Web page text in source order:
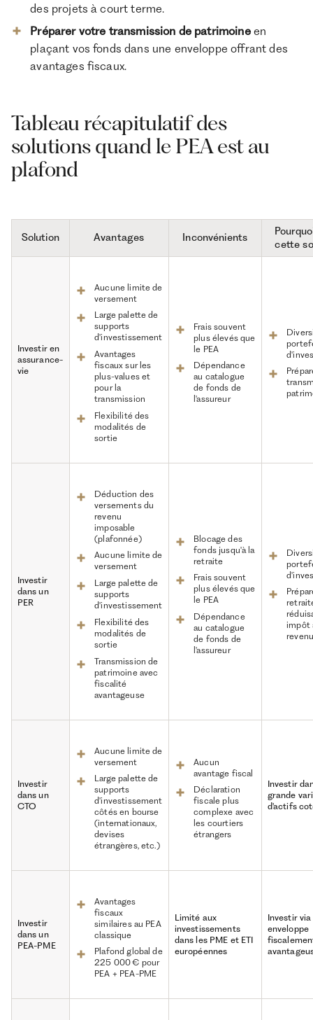
des projets à court terme.
Préparer votre transmission de patrimoine en
plaçant vos fonds dans une enveloppe offrant des
avantages fiscaux.
Tableau récapitulatif des
solutions quand le PEA est au
plafond
Solution Avantages Inconvénients
cette
Investir en
assurance-
vie
Aucune limite de
versement
Large palette de
supports
d'investissement
Avantages
fiscaux sur les
plus-values et
pour la
transmission
Flexibilité des
modalités de
sortie
Frais souvent
plus élevés que
le PEA
Dépendance
au catalogue
de fonds de
l'assureur
Investir
dans un
PER
Déduction des
versements du
revenu
imposable
(plafonnée)
Aucune limite de
versement
Large palette de
supports
d'investissement
Flexibilité des
modalités de
sortie
Transmission de
patrimoine avec
fiscalité
avantageuse
Blocage des
fonds jusqu'à la
retraite
Frais souvent
plus élevés que
le PEA
Dépendance
au catalogue
de fonds de
l'assureur
impôt
Investir
dans un
CTO
Aucune limite de
versement
Large palette de
supports
d'investissement
côtés en bourse
(internationaux,
devises
étrangères, etc.)
Aucun
avantage fiscal
Déclaration
fiscale plus
complexe avec
les courtiers
étrangers
Investir
grande
d'actifs
Investir
dans un
PEA-PME
Avantages
fiscaux
similaires au PEA
classique
Plafond global de
225 000 € pour
PEA + PEA-PME
Limité aux
investissements
dans les PME et ETI
européennes
Investir via
enveloppe